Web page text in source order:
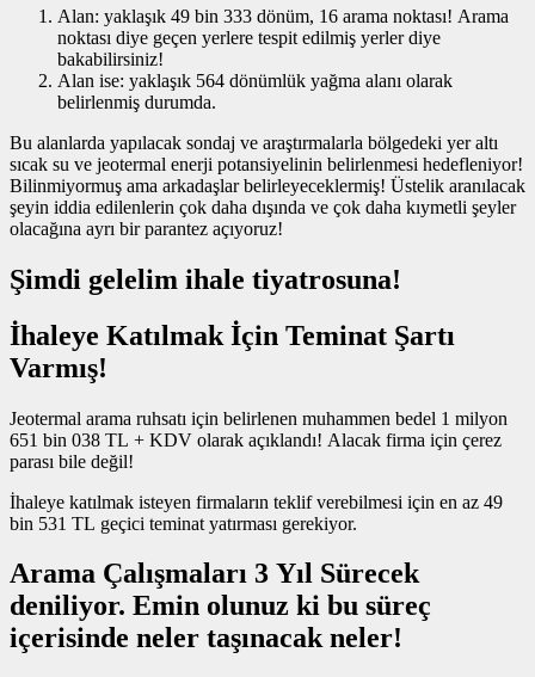
Alan: yaklaşık 49 bin 333 dönüm, 16 arama noktası! Arama
noktası diye geçen yerlere tespit edilmiş yerler diye
bakabilirsiniz!
Alan ise: yaklaşık 564 dönümlük yağma alanı olarak
belirlenmiş durumda.
Bu alanlarda yapılacak sondaj ve araştırmalarla bölgedeki yer altı
sıcak su ve jeotermal enerji potansiyelinin belirlenmesi hedefleniyor!
Bilinmiyormuş ama arkadaşlar belirleyeceklermiş! Üstelik aranılacak
şeyin iddia edilenlerin çok daha dışında ve çok daha kıymetli şeyler
olacağına ayrı bir parantez açıyoruz!
Şimdi gelelim ihale tiyatrosuna!
İhaleye Katılmak İçin Teminat Şartı
Varmış!
Jeotermal arama ruhsatı için belirlenen muhammen bedel 1 milyon
651 bin 038 TL + KDV olarak açıklandı! Alacak firma için çerez
parası bile değil!
İhaleye katılmak isteyen firmaların teklif verebilmesi için en az 49
bin 531 TL geçici teminat yatırması gerekiyor.
Arama Çalışmaları 3 Yıl Sürecek
deniliyor. Emin olunuz ki bu süreç
içerisinde neler taşınacak neler!